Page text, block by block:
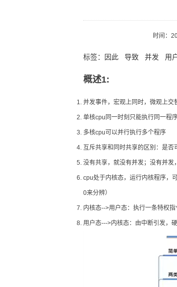
时间：
标签： 因此 导致 并发 用
概述1:
并发事件，宏观上同时，微观上交
单核cpu同一时刻只能执行同一程
多核cpu可以并行执行多个程序
互斥共享和同时共享的区别：是否
没有共享，就没有并发；没有并发
cpu处于内核态，运行内核程序，
0来分辨）
内核态-->用户态：执行一条特权
用户态--->内核态：由中断引发，